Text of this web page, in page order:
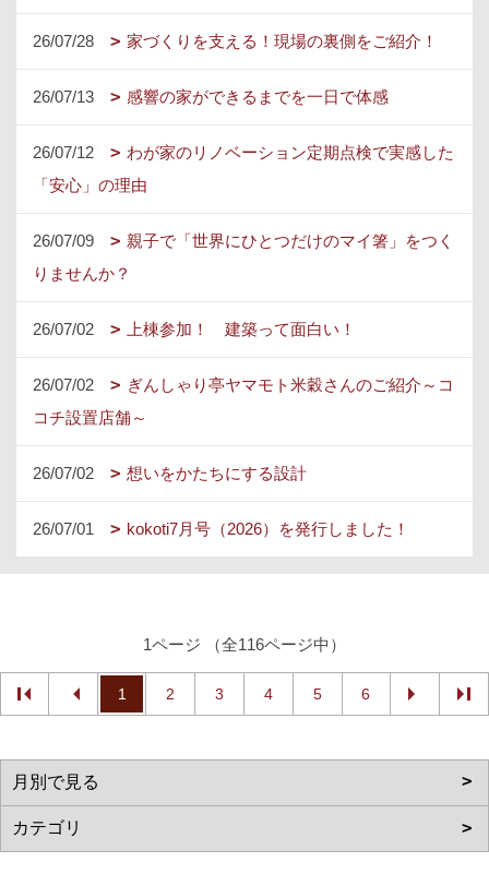
26/07/28 家づくりを支える！現場の裏側をご紹介！
26/07/13 感響の家ができるまでを一日で体感
26/07/12
わが家のリノベーション定期点検で実感した
「安心」の理由
26/07/09
親子で「世界にひとつだけのマイ箸」をつく
りませんか？
26/07/02 上棟参加！ 建築って面白い！
26/07/02
ぎんしゃり亭ヤマモト米穀さんのご紹介～コ
コチ設置店舗～
26/07/02 想いをかたちにする設計
26/07/01 kokoti7月号（2026）を発行しました！
1ページ （全116ページ中）
1 2 3 4 5 6